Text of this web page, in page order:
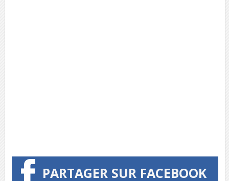
PARTAGER SUR FACEBOOK